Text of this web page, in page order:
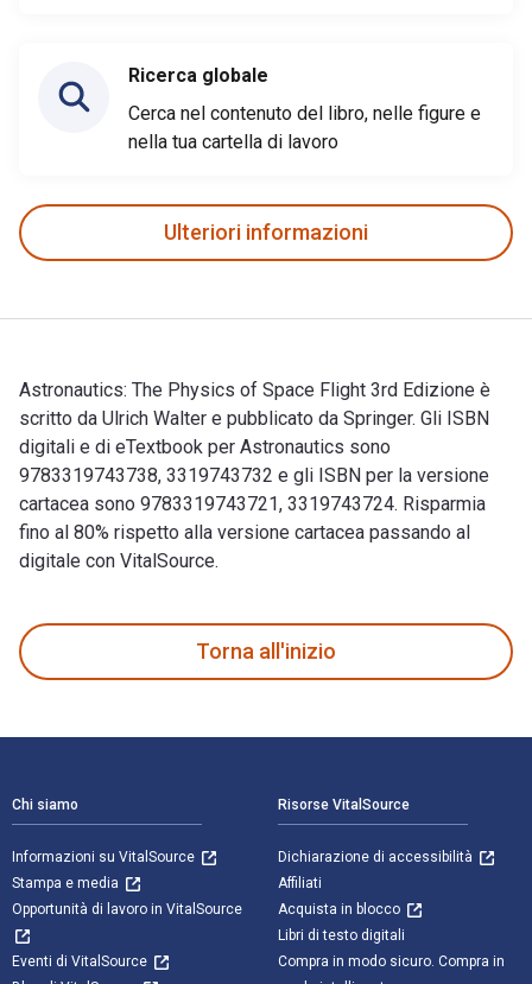
Ricerca globale
Cerca nel contenuto del libro, nelle figure e
nella tua cartella di lavoro
Ulteriori informazioni
Astronautics: The Physics of Space Flight 3rd Edizione è
scritto da Ulrich Walter e pubblicato da Springer. Gli ISBN
digitali e di eTextbook per Astronautics sono
9783319743738, 3319743732 e gli ISBN per la versione
cartacea sono 9783319743721, 3319743724. Risparmia
fino al 80% rispetto alla versione cartacea passando al
digitale con VitalSource.
Torna all'inizio
Chi siamo
Informazioni su VitalSource
Stampa e media
Opportunità di lavoro in VitalSource
Eventi di VitalSource
Risorse VitalSource
Dichiarazione di accessibilità
Affiliati
Acquista in blocco
Libri di testo digitali
Compra in modo sicuro. Compra in